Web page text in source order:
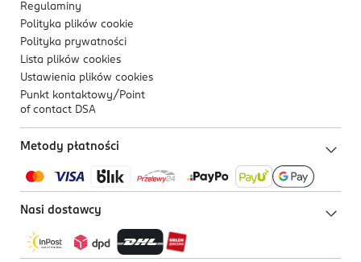
Regulaminy
Polityka plików cookie
Polityka prywatności
Lista plików cookies
Ustawienia plików cookies
Punkt kontaktowy/ Point
of contact DSA
Metody płatności
Nasi dostawcy